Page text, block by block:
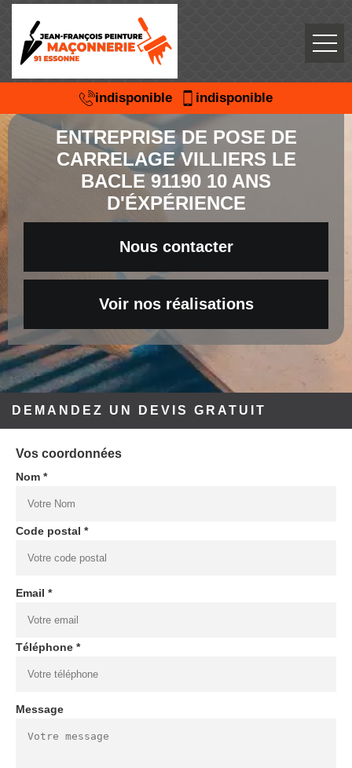
indisponible indisponible
ENTREPRISE DE POSE DE
CARRELAGE VILLIERS LE
BACLE 91190 10 ANS
D'ÉXPÉRIENCE
Nous contacter
Voir nos réalisations
DEMANDEZ UN DEVIS GRATUIT
Vos coordonnées
Nom *
Code postal *
Email *
Téléphone *
Message